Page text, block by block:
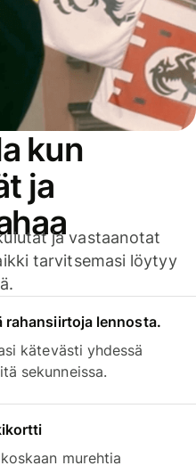
kun
ja
ja vastaanotat
tarvitsemasi löytyy
rahansiirtoja lennosta.
kätevästi yhdessä
sekunneissa.
murehtia